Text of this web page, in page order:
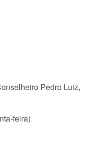
Pedro Luiz,
feira)